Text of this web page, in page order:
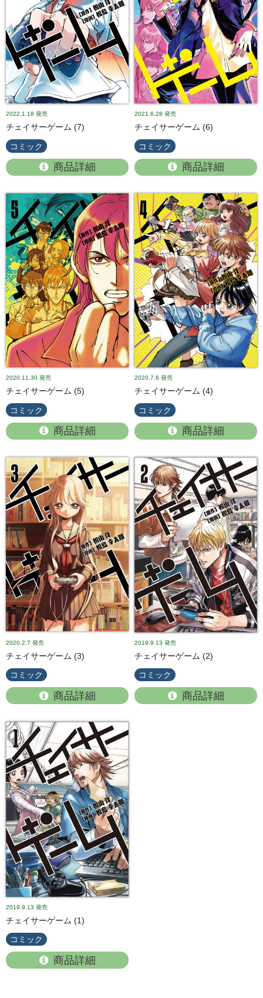
2022.1.18 発売
チェイサーゲーム (7)
コミック
商品詳細
2021.6.28 発売
チェイサーゲーム (6)
コミック
商品詳細
2020.11.30 発売
チェイサーゲーム (5)
コミック
商品詳細
2020.7.6 発売
チェイサーゲーム (4)
コミック
商品詳細
2020.2.7 発売
チェイサーゲーム (3)
コミック
商品詳細
2019.9.13 発売
チェイサーゲーム (2)
コミック
商品詳細
2019.9.13 発売
チェイサーゲーム (1)
コミック
商品詳細